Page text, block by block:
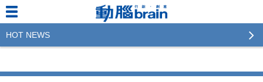
HOT NEWS
更創新及具影響力